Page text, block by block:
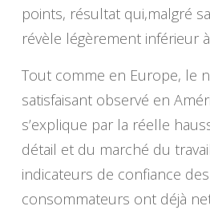
points, résultat qui,malgré
révèle légèrement inférieur
Tout comme en Europe, le
satisfaisant observé en
s’explique par la réelle
détail et du marché du
indicateurs de confiance
consommateurs ont déjà